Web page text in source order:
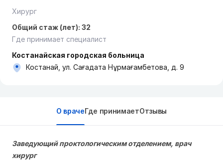
Хирург
Общий стаж (лет): 32
Где принимает специалист
Костанайская городская больница
Костанай, ​ул. Сағадата Нұрмағамбетова, д. 9
О врачеГде принимаетОтзывы
Заведующий проктологическим отделением, врач
хирург